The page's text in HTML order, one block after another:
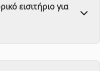
εισιτήριο για